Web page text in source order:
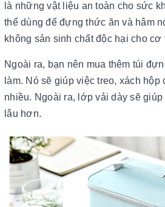
là những vật liệu an toàn cho sức
thể dùng để đựng thức ăn và hâm
không sản sinh chất độc hại cho cơ
Ngoài ra, bạn nên mua thêm túi
làm. Nó sẽ giúp việc treo, xách
nhiều. Ngoài ra, lớp vải dày sẽ
lâu hơn.